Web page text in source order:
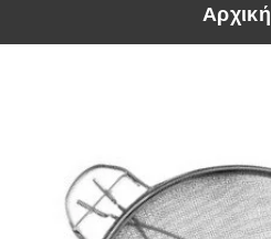
Αρχική